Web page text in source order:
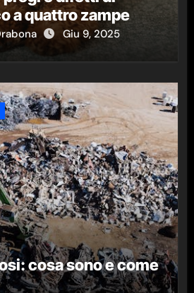
a quattro zampe
Giu 9, 2025
cosa sono e come